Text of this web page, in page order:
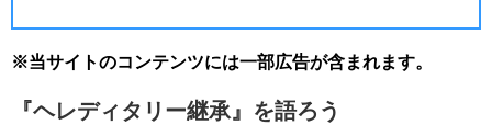
※当サイトのコンテンツには一部広告が含まれます。
『ヘレディタリー継承』を語ろう